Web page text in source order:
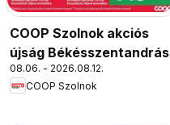
COOP Szolnok akciós
újság Békésszentandrás
08.06. - 2026.08.12.
COOP Szolnok